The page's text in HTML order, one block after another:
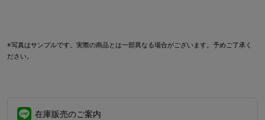
※写真はサンプルです。実際の商品とは一部異なる場合がございます。予めご了承く
ださい。
在庫販売のご案内